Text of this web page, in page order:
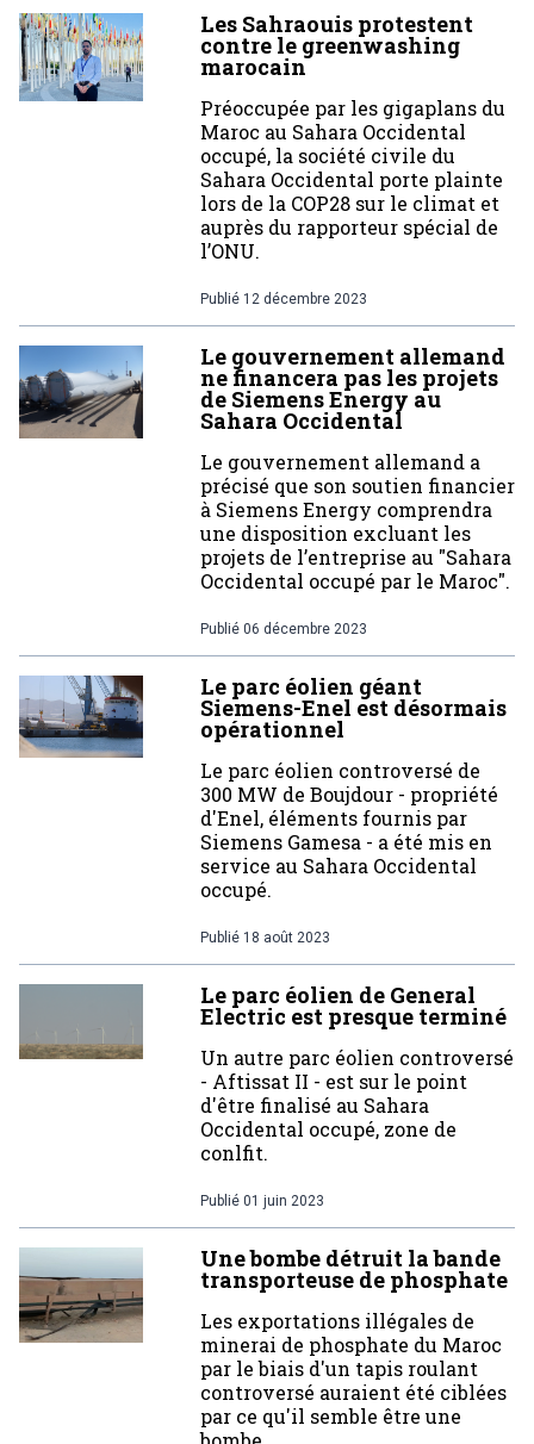
Les Sahraouis protestent
contre le greenwashing
marocain
Préoccupée par les gigaplans du
Maroc au Sahara Occidental
occupé, la société civile du
Sahara Occidental porte plainte
lors de la COP28 sur le climat et
auprès du rapporteur spécial de
l’ONU.
Publié 12 décembre 2023
Le gouvernement allemand
ne financera pas les projets
de Siemens Energy au
Sahara Occidental
Le gouvernement allemand a
précisé que son soutien financier
à Siemens Energy comprendra
une disposition excluant les
projets de l’entreprise au "Sahara
Occidental occupé par le Maroc".
Publié 06 décembre 2023
Le parc éolien géant
Siemens-Enel est désormais
opérationnel
Le parc éolien controversé de
300 MW de Boujdour - propriété
d'Enel, éléments fournis par
Siemens Gamesa - a été mis en
service au Sahara Occidental
occupé.
Publié 18 août 2023
Le parc éolien de General
Electric est presque terminé
Un autre parc éolien controversé
- Aftissat II - est sur le point
d'être finalisé au Sahara
Occidental occupé, zone de
conlfit.
Publié 01 juin 2023
Une bombe détruit la bande
transporteuse de phosphate
Les exportations illégales de
minerai de phosphate du Maroc
par le biais d'un tapis roulant
controversé auraient été ciblées
par ce qu'il semble être une